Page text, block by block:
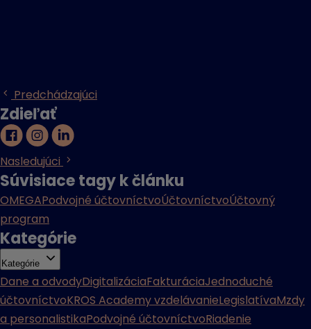
Predchádzajúci
Zdieľať
Nasledujúci
Súvisiace tagy k článku
OMEGAPodvojné účtovníctvoÚčtovníctvoÚčtovný
program
Kategórie
Kategórie
Dane a odvodyDigitalizáciaFakturáciaJednoduché
účtovníctvoKROS Academy vzdelávanieLegislatívaMzdy
a personalistikaPodvojné účtovníctvoRiadenie